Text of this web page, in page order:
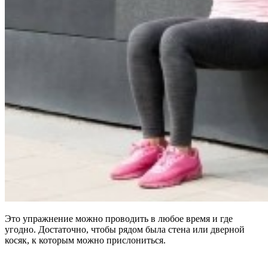
Это упражнение можно проводить в любое время и где
угодно. Достаточно, чтобы рядом была стена или дверной
косяк, к которым можно прислониться.